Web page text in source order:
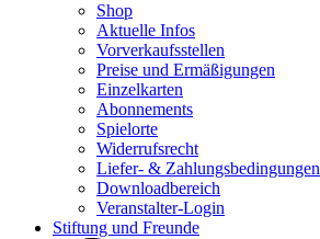
Shop
Aktuelle Infos
Vorverkaufsstellen
Preise und Ermäßigungen
Einzelkarten
Abonnements
Spielorte
Widerrufsrecht
Liefer- & Zahlungsbedingungen
Downloadbereich
Veranstalter-Login
Stiftung und Freunde